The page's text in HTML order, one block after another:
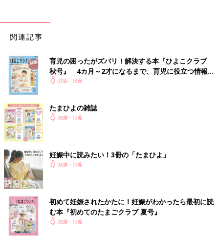
いかずに3人がかりでマルマジロにされる。 次第に麻酔が効いて
る感覚と寒くないのに震えが止まらない。 絶えず話しかけてく
れるため何とか心を強く持つ。 麻酔から20分後 20:48 誕生!!
「やっと会えたね、ずっとずっと待ってたよ。 美人さんよ
ー！」と言われ嬉しくなる。 その後縫合されている間、赤ちゃ
んは夫の元へ。 助産師さんが戻ってきて記念撮影してくれた。
「旦那さん号泣してたよ〜可愛いから写真だけじゃなくて動画も
撮っといたわ」 1時間くらいで手術終了。 私も赤ちゃんもこの後
家から駆けつけてオペしてくれた院長に 「陣痛より辛いと言わ
れる促進剤を何日も耐えておなかも切った。立派なお産だよ。本
当に本当に頑張ったね」 と言われて泣く。院長好き。
熱はあまり下がらずに麻酔が切れてから傷の痛みとも闘っている
最中ですが、我が子の愛おしさに勝るものはありません。 今ま
での全ての苦しみ悲しみ全てが飛んでいきました。一時は危ない
状況で本当に死ぬかもしれない状況でしたがずっと抱きしめ身体
関連記事
育児の困ったがズバリ！解決する本『ひよこクラブ
秋号』 4カ月～2才になるまで、育児に役立つ情報が
いっぱい！
妊娠・出産
たまひよの雑誌
妊娠・出産
妊娠中に読みたい！3冊の「たまひよ」
妊娠・出産
初めて妊娠されたかたに！妊娠がわかったら最初に読
む本『初めてのたまごクラブ 夏号』
妊娠・出産